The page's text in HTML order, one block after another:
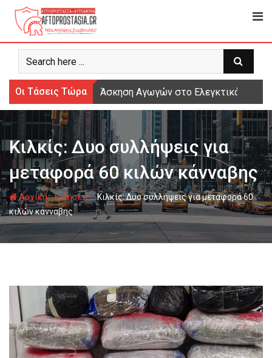
Ψάχνω
για...
Οι Τάσεις Τώρα Άσκηση Αγωγών στο Ελεγκτικό
Κιλκίς: Δυο συλλήψεις για
μεταφορά 60 κιλών κάνναβης
Αρχική-Ειδήσεις-Κιλκίς: Δυο συλλήψεις για μεταφορά 60
κιλών κάνναβης